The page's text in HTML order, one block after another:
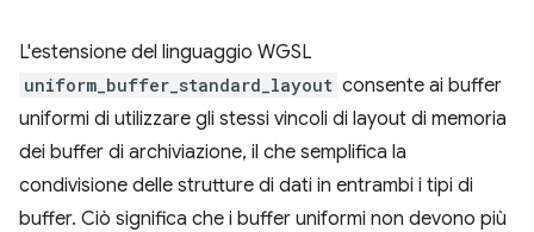
L'estensione del linguaggio WGSL
uniform_buffer_standard_layout consente ai buffer
uniformi di utilizzare gli stessi vincoli di layout di memoria
dei buffer di archiviazione, il che semplifica la
condivisione delle strutture di dati in entrambi i tipi di
buffer. Ciò significa che i buffer uniformi non devono più